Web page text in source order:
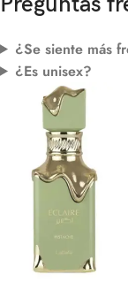
¿Se siente más
¿Es unisex?